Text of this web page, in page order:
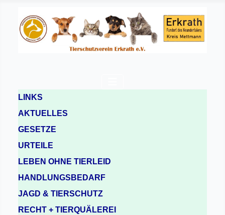
LINKS
AKTUELLES
GESETZE
URTEILE
LEBEN OHNE TIERLEID
HANDLUNGSBEDARF
JAGD & TIERSCHUTZ
RECHT + TIERQUÄLEREI